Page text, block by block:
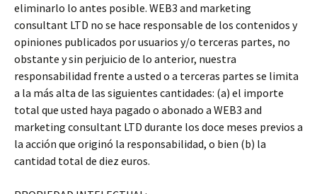
eliminarlo lo antes posible. WEB3 and marketing
consultant LTD no se hace responsable de los contenidos y
opiniones publicados por usuarios y/o terceras partes, no
obstante y sin perjuicio de lo anterior, nuestra
responsabilidad frente a usted o a terceras partes se limita
a la más alta de las siguientes cantidades: (a) el importe
total que usted haya pagado o abonado a WEB3 and
marketing consultant LTD durante los doce meses previos a
la acción que originó la responsabilidad, o bien (b) la
cantidad total de diez euros.